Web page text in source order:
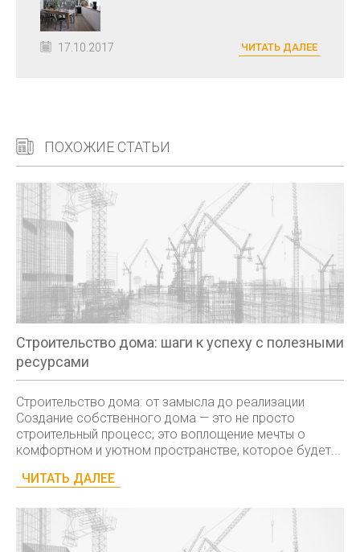
17.10.2017 ЧИТАТЬ ДАЛЕЕ
ПОХОЖИЕ СТАТЬИ
Строительство дома: шаги к успеху с полезными
ресурсами
Строительство дома: от замысла до реализации
Создание собственного дома — это не просто
строительный процесс; это воплощение мечты о
комфортном и уютном пространстве, которое будет...
ЧИТАТЬ ДАЛЕЕ